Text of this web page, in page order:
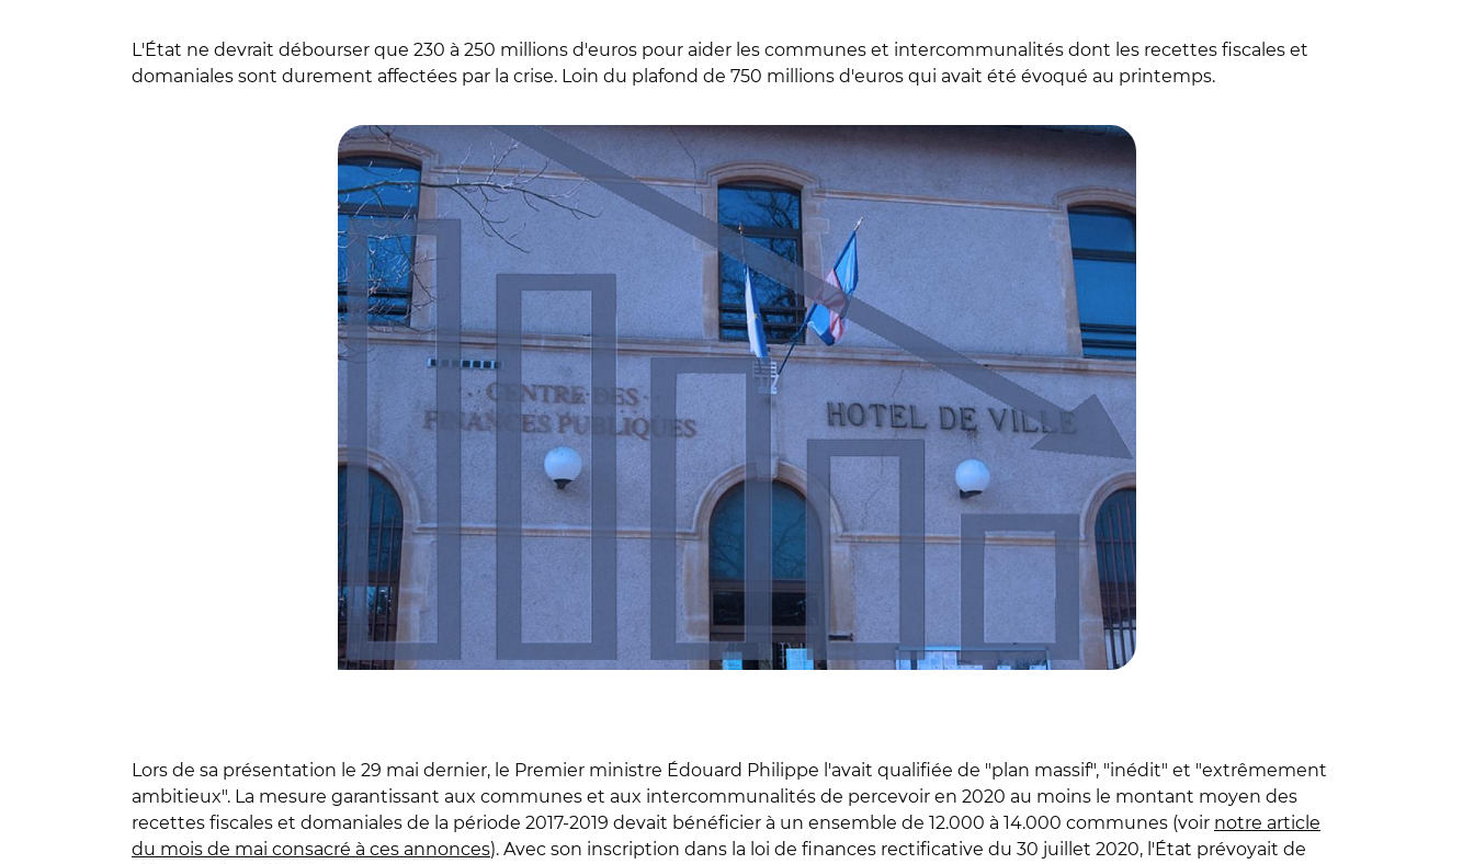
L'État ne devrait débourser que 230 à 250 millions d'euros pour aider les communes et intercommunalités dont les recettes fiscales et
domaniales sont durement affectées par la crise. Loin du plafond de 750 millions d'euros qui avait été évoqué au printemps.
Lors de sa présentation le 29 mai dernier, le Premier ministre Édouard Philippe l'avait qualifiée de "plan massif", "inédit" et "extrêmement
ambitieux". La mesure garantissant aux communes et aux intercommunalités de percevoir en 2020 au moins le montant moyen des
recettes fiscales et domaniales de la période 2017-2019 devait bénéficier à un ensemble de 12.000 à 14.000 communes (voir notre article
du mois de mai consacré à ces annonces). Avec son inscription dans la loi de finances rectificative du 30 juillet 2020, l'État prévoyait de